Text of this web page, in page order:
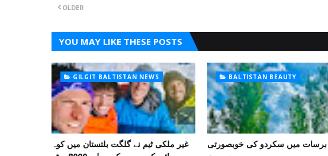
OLDER
YOU MAY LIKE THESE POSTS
GILGIT BALTISTAN NEWS
غیر ملکی ٹیم نے گلگت بلتستان میں کوہ
BALTISTAN BEAUTY
برسات میں سکردو کی خوبصورتی